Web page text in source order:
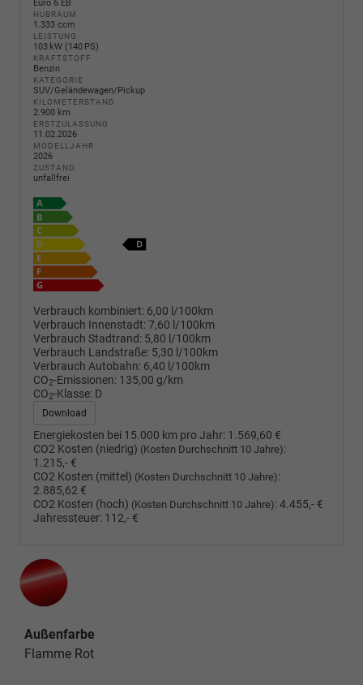
Euro 6 EB
HUBRAUM
1.333 ccm
LEISTUNG
103 kW (140 PS)
KRAFTSTOFF
Benzin
KATEGORIE
SUV/Geländewagen/Pickup
KILOMETERSTAND
2.900 km
ERSTZULASSUNG
11.02.2026
MODELLJAHR
2026
ZUSTAND
unfallfrei
Verbrauch kombiniert: 6,00 l/100km
Verbrauch Innenstadt:7,60 l/100km
Verbrauch Stadtrand: 5,80 l/100km
Verbrauch Landstraße: 5,30 l/100km
Verbrauch Autobahn: 6,40 l/100km
CO2-Emissionen: 135,00 g/km
CO2-Klasse: D
Download
Energiekosten bei 15.000 km pro Jahr: 1.569,60 €
CO2 Kosten (niedrig) (Kosten Durchschnitt 10 Jahre):
1.215,- €
CO2 Kosten (mittel) (Kosten Durchschnitt 10 Jahre):
2.885,62 €
CO2 Kosten (hoch) (Kosten Durchschnitt 10 Jahre):4.455,- €
Jahressteuer: 112,- €
Außenfarbe
Flamme Rot